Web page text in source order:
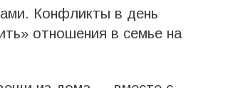
Конфликты в день
отношения в семье на